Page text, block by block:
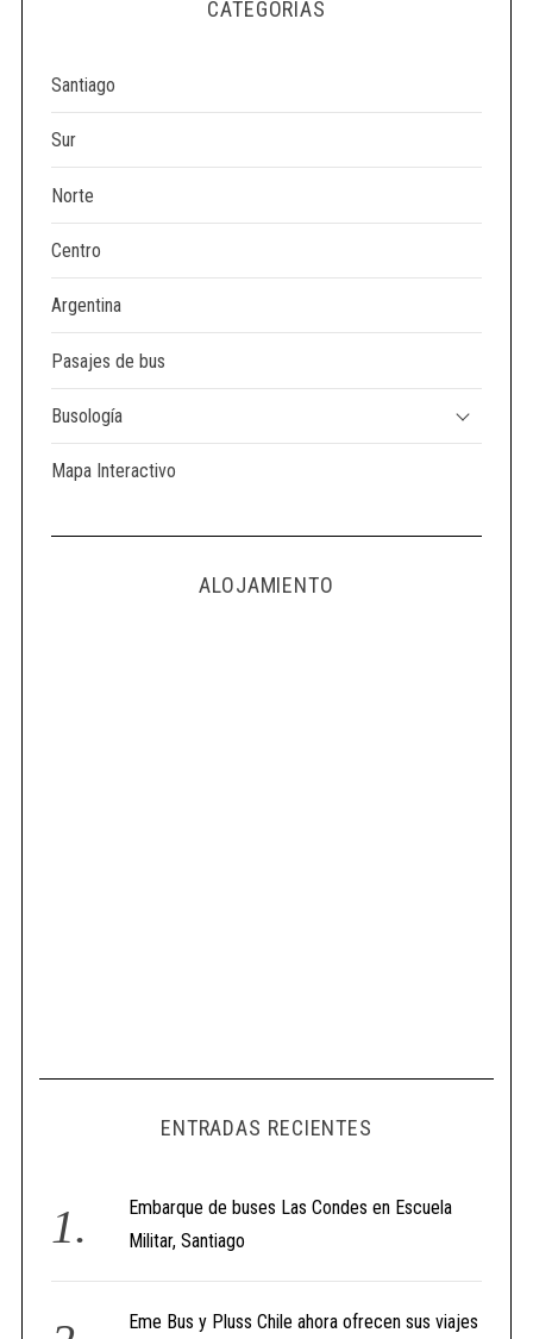
CATEGORÍAS
Santiago
Sur
Norte
Centro
Argentina
Pasajes de bus
Busología
Mapa Interactivo
ALOJAMIENTO
ENTRADAS RECIENTES
Embarque de buses Las Condes en Escuela
Militar, Santiago
Eme Bus y Pluss Chile ahora ofrecen sus viajes